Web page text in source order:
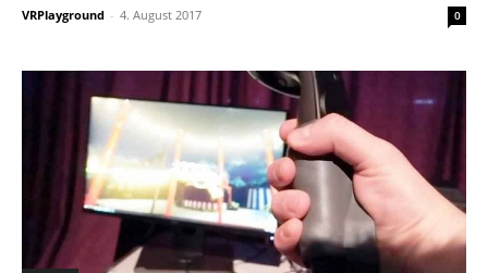
VRPlayground - 4. August 2017 0